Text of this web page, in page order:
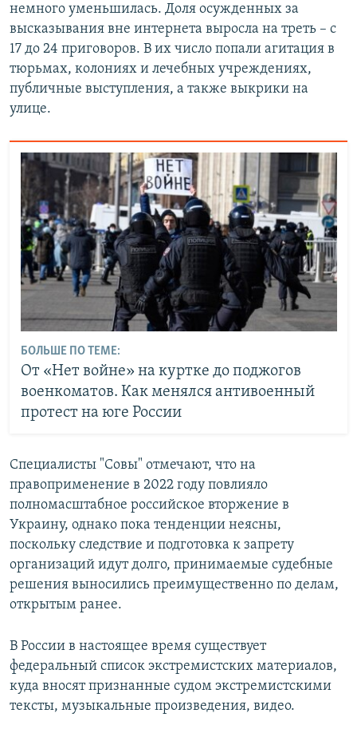
немного уменьшилась. Доля осужденных за
высказывания вне интернета выросла на треть – с
17 до 24 приговоров. В их число попали агитация в
тюрьмах, колониях и лечебных учреждениях,
публичные выступления, а также выкрики на
улице.
БОЛЬШЕ ПО ТЕМЕ:
От «Нет войне» на куртке до поджогов
военкоматов. Как менялся антивоенный
протест на юге России
Специалисты "Совы" отмечают, что на
правоприменение в 2022 году повлияло
полномасштабное российское вторжение в
Украину, однако пока тенденции неясны,
поскольку следствие и подготовка к запрету
организаций идут долго, принимаемые судебные
решения выносились преимущественно по делам,
открытым ранее.
В России в настоящее время существует
федеральный список экстремистских материалов,
куда вносят признанные судом экстремистскими
тексты, музыкальные произведения, видео.